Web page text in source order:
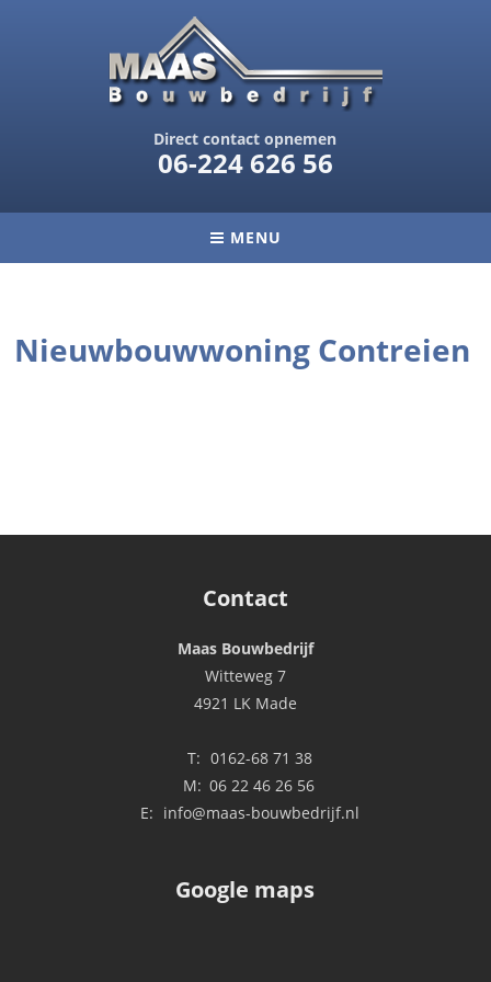
Direct contact opnemen
06-224 626 56
MENU
Nieuwbouwwoning Contreien
Contact
Maas Bouwbedrijf
Witteweg 7
4921 LK Made
T: 0162-68 71 38
M: 06 22 46 26 56
E: info@maas-bouwbedrijf.nl
Google maps